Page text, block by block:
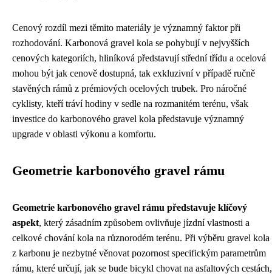
Cenový rozdíl mezi těmito materiály je významný faktor při
rozhodování. Karbonová gravel kola se pohybují v nejvyšších
cenových kategoriích, hliníková představují střední třídu a ocelová
mohou být jak cenově dostupná, tak exkluzivní v případě ručně
stavěných rámů z prémiových ocelových trubek. Pro náročné
cyklisty, kteří tráví hodiny v sedle na rozmanitém terénu, však
investice do karbonového gravel kola představuje významný
upgrade v oblasti výkonu a komfortu.
Geometrie karbonového gravel rámu
Geometrie karbonového gravel rámu představuje klíčový
aspekt, který zásadním způsobem ovlivňuje jízdní vlastnosti a
celkové chování kola na různorodém terénu. Při výběru gravel kola
z karbonu je nezbytné věnovat pozornost specifickým parametrům
rámu, které určují, jak se bude bicykl chovat na asfaltových cestách,